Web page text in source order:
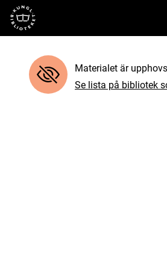
Till startsidan
Materialet är
Se lista på bibliotek